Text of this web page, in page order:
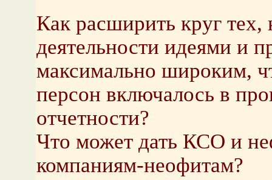
Как расширить круг тех,
деятельности идеями и
максимально широким,
персон включалось в
отчетности?
Что может дать КСО и
компаниям-неофитам?